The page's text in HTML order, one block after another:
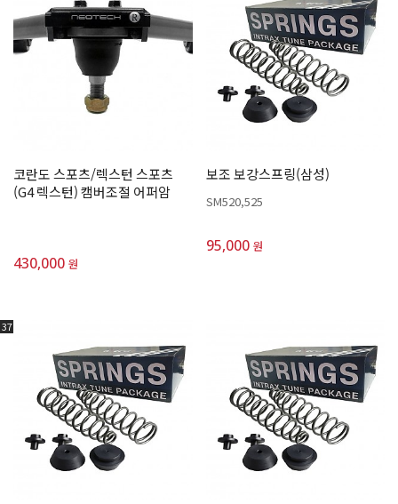
코란도 스포츠/렉스턴 스포츠
(G4 렉스턴) 캠버조절 어퍼암
430,000 원
보조 보강스프링(삼성)
SM520,525
95,000 원
37